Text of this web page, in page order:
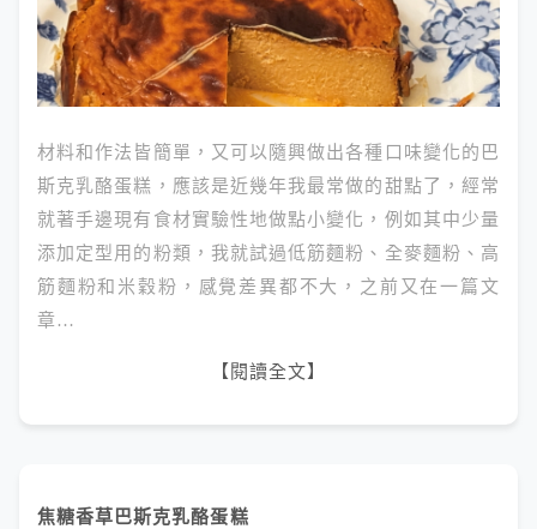
材料和作法皆簡單，又可以隨興做出各種口味變化的巴
斯克乳酪蛋糕，應該是近幾年我最常做的甜點了，經常
就著手邊現有食材實驗性地做點小變化，例如其中少量
添加定型用的粉類，我就試過低筋麵粉、全麥麵粉、高
筋麵粉和米穀粉，感覺差異都不大，之前又在一篇文
章…
【閱讀全文】
焦糖香草巴斯克乳酪蛋糕